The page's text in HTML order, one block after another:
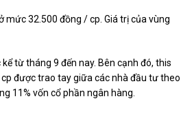
mức 32.500 đồng / cp. Giá trị của vùng
từ tháng 9 đến nay. Bên cạnh đó, this
được trao tay giữa các nhà đầu tư theo
11% vốn cổ phần ngân hàng.